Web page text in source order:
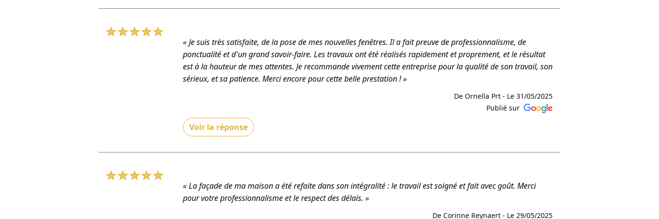
notre travail ait répondu à vos attentes. Au plaisir de collaborer à nouveau avec vous. L'équipe TRD
De TRD BÂTIMENT GÉNÉRAL TCE - Le 16/08/2025
« Je suis très satisfaite, de la pose de mes nouvelles fenêtres. Il a fait preuve de professionnalisme, de
ponctualité et d'un grand savoir-faire. Les travaux ont été réalisés rapidement et proprement, et le résultat
est à la hauteur de mes attentes. Je recommande vivement cette entreprise pour la qualité de son travail, son
sérieux, et sa patience. Merci encore pour cette belle prestation ! »
De Ornella Prt - Le 31/05/2025
Publié sur
Voir la réponse
vos attentes et que vous soyez satisfaite de vos nouvelles fenêtres. Votre recommandation est notre plus
De TRD BÂTIMENT GÉNÉRAL TCE - Le 06/06/2025
« La façade de ma maison a été refaite dans son intégralité : le travail est soigné et fait avec goût. Merci
pour votre professionnalisme et le respect des délais. »
De Corinne Reynaert - Le 29/05/2025